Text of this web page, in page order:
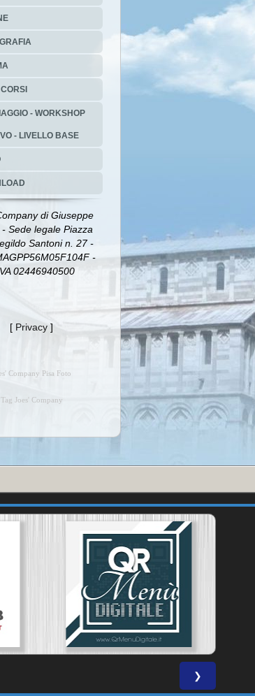
- WORKSHOP
- LIVELLO BASE
di Giuseppe
Sede legale Piazza
Santoni n. 27 -
-
02446940500
[ Privacy ]
Company Pisa Foto
Tag Joes' Company
❯